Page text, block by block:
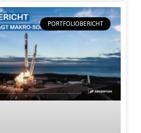
PORTFOLIOBERICHT